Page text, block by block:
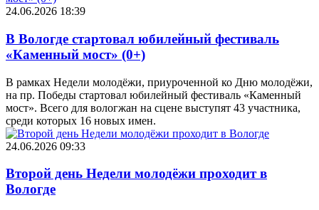
24.06.2026 18:39
В Вологде стартовал юбилейный фестиваль
«Каменный мост» (0+)
В рамках Недели молодёжи, приуроченной ко Дню молодёжи,
на пр. Победы стартовал юбилейный фестиваль «Каменный
мост». Всего для вологжан на сцене выступят 43 участника,
среди которых 16 новых имен.
24.06.2026 09:33
Второй день Недели молодёжи проходит в
Вологде